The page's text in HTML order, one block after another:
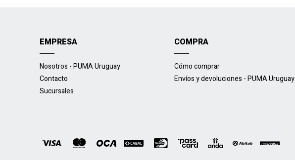
EMPRESA
Nosotros - PUMA Uruguay
Contacto
Sucursales
COMPRA
Cómo comprar
Envíos y devoluciones - PUMA Uruguay